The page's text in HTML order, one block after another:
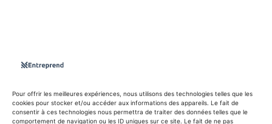
Pour offrir les meilleures expériences, nous utilisons des technologies telles que les
cookies pour stocker et/ou accéder aux informations des appareils. Le fait de
consentir à ces technologies nous permettra de traiter des données telles que le
comportement de navigation ou les ID uniques sur ce site. Le fait de ne pas
info@entreprend.net